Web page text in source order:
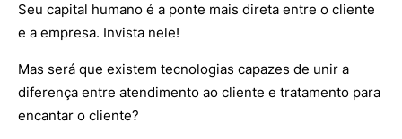
Seu capital humano é a ponte mais direta entre o cliente
e a empresa. Invista nele!
Mas será que existem tecnologias capazes de unir a
diferença entre atendimento ao cliente e tratamento para
encantar o cliente?